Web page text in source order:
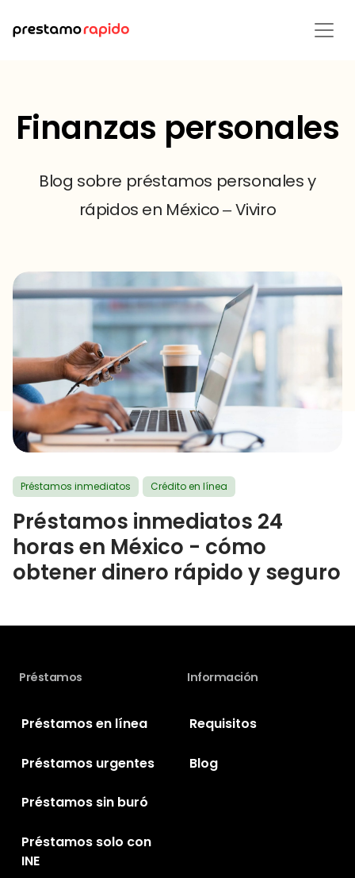
Finanzas personales
Blog sobre préstamos personales y
rápidos en México – Viviro
Préstamos inmediatos Crédito en línea
Préstamos inmediatos 24
horas en México - cómo
obtener dinero rápido y seguro
Préstamos
Préstamos en línea
Préstamos urgentes
Préstamos sin buró
Préstamos solo con
INE
Información
Requisitos
Blog